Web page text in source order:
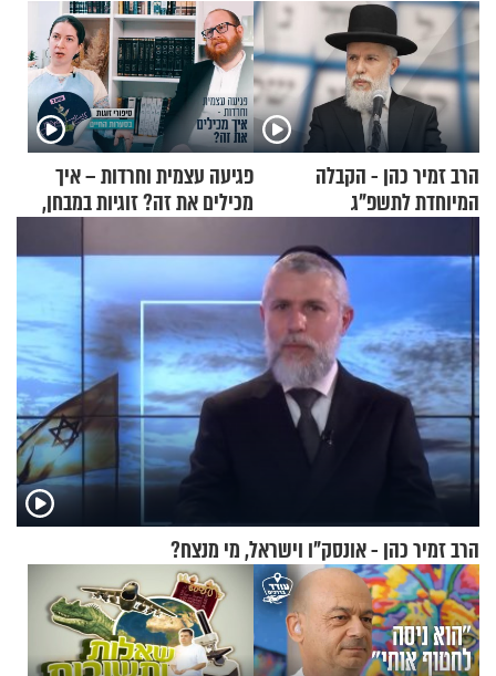
הרב זמיר כהן - הקבלה
המיוחדת לתשפ"ג
פגיעה עצמית וחרדות – איך
מכילים את זה? זוגיות במבחן,
הרב זמיר כהן - אונסק"ו וישראל, מי מנצח?